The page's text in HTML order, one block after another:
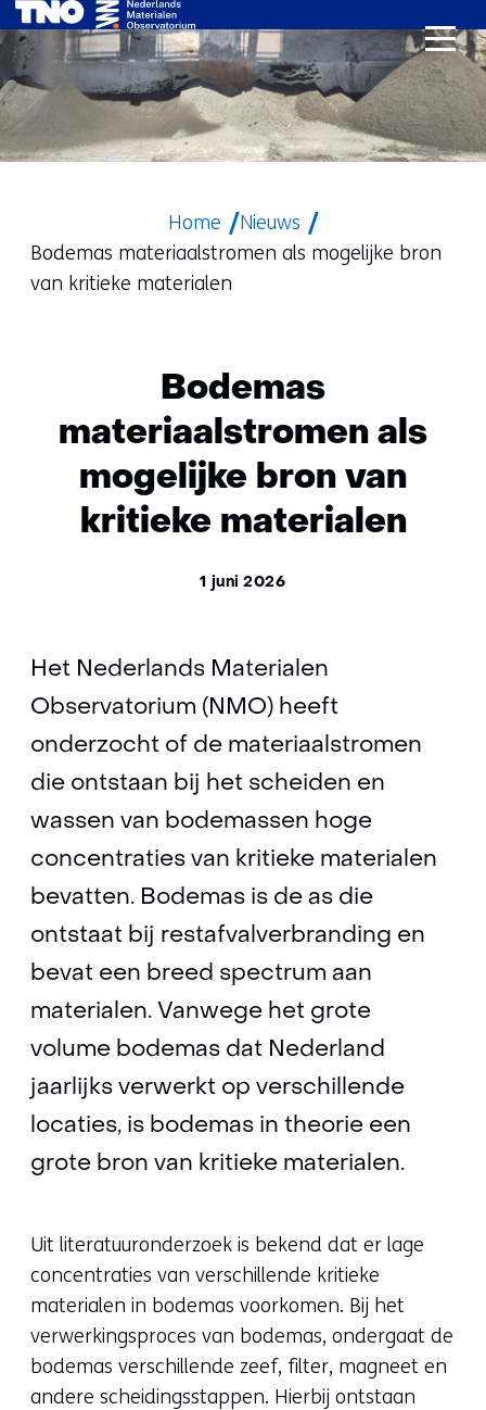
Ga
naar
de
inhoud
Home
Nieuws
Bodemas materiaalstromen als mogelijke bron
van kritieke materialen
Bodemas
materiaalstromen als
mogelijke bron van
kritieke materialen
1 juni 2026
Het Nederlands Materialen
Observatorium (NMO) heeft
onderzocht of de materiaalstromen
die ontstaan bij het scheiden en
wassen van bodemassen hoge
concentraties van kritieke materialen
bevatten. Bodemas is de as die
ontstaat bij restafvalverbranding en
bevat een breed spectrum aan
materialen. Vanwege het grote
volume bodemas dat Nederland
jaarlijks verwerkt op verschillende
locaties, is bodemas in theorie een
grote bron van kritieke materialen.
Uit literatuuronderzoek is bekend dat er lage
concentraties van verschillende kritieke
materialen in bodemas voorkomen. Bij het
verwerkingsproces van bodemas, ondergaat de
bodemas verschillende zeef, filter, magneet en
andere scheidingsstappen. Hierbij ontstaan